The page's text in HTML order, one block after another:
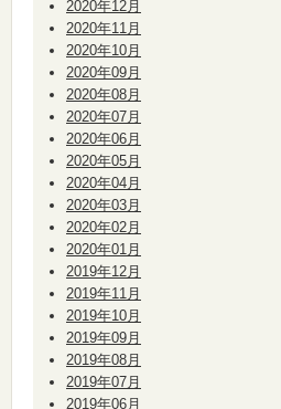
2020年12月
2020年11月
2020年10月
2020年09月
2020年08月
2020年07月
2020年06月
2020年05月
2020年04月
2020年03月
2020年02月
2020年01月
2019年12月
2019年11月
2019年10月
2019年09月
2019年08月
2019年07月
2019年06月